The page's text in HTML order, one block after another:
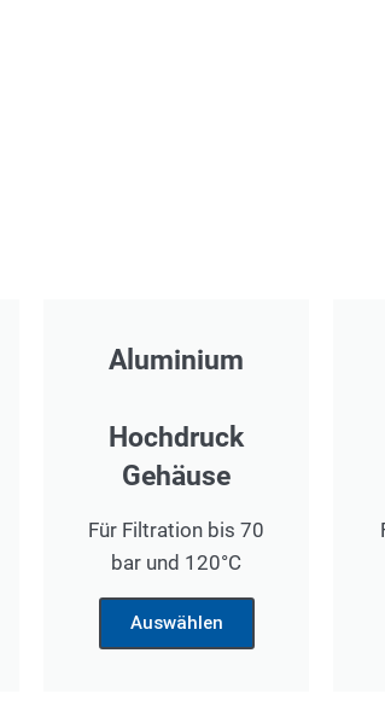
Aluminium
Hochdruck
Gehäuse
Für Filtration bis 70
bar und 120°C
Auswählen